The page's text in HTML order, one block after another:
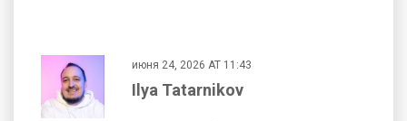
июня 24, 2026 AT 11:43
Ilya Tatarnikov